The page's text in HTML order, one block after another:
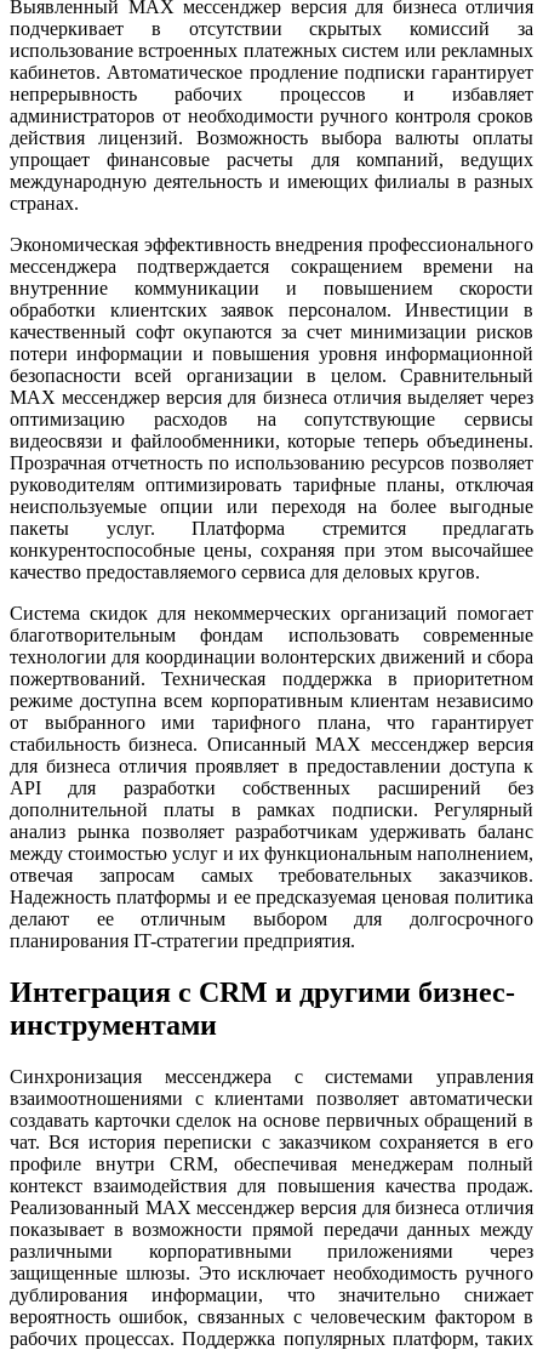
Выявленный MAX мессенджер версия для бизнеса отличия
подчеркивает в отсутствии скрытых комиссий за
использование встроенных платежных систем или рекламных
кабинетов. Автоматическое продление подписки гарантирует
непрерывность рабочих процессов и избавляет
администраторов от необходимости ручного контроля сроков
действия лицензий. Возможность выбора валюты оплаты
упрощает финансовые расчеты для компаний, ведущих
международную деятельность и имеющих филиалы в разных
странах.
Экономическая эффективность внедрения профессионального
мессенджера подтверждается сокращением времени на
внутренние коммуникации и повышением скорости
обработки клиентских заявок персоналом. Инвестиции в
качественный софт окупаются за счет минимизации рисков
потери информации и повышения уровня информационной
безопасности всей организации в целом. Сравнительный
MAX мессенджер версия для бизнеса отличия выделяет через
оптимизацию расходов на сопутствующие сервисы
видеосвязи и файлообменники, которые теперь объединены.
Прозрачная отчетность по использованию ресурсов позволяет
руководителям оптимизировать тарифные планы, отключая
неиспользуемые опции или переходя на более выгодные
пакеты услуг. Платформа стремится предлагать
конкурентоспособные цены, сохраняя при этом высочайшее
качество предоставляемого сервиса для деловых кругов.
Система скидок для некоммерческих организаций помогает
благотворительным фондам использовать современные
технологии для координации волонтерских движений и сбора
пожертвований. Техническая поддержка в приоритетном
режиме доступна всем корпоративным клиентам независимо
от выбранного ими тарифного плана, что гарантирует
стабильность бизнеса. Описанный MAX мессенджер версия
для бизнеса отличия проявляет в предоставлении доступа к
API для разработки собственных расширений без
дополнительной платы в рамках подписки. Регулярный
анализ рынка позволяет разработчикам удерживать баланс
между стоимостью услуг и их функциональным наполнением,
отвечая запросам самых требовательных заказчиков.
Надежность платформы и ее предсказуемая ценовая политика
делают ее отличным выбором для долгосрочного
планирования IT-стратегии предприятия.
Интеграция с CRM и другими бизнес-
инструментами
Синхронизация мессенджера с системами управления
взаимоотношениями с клиентами позволяет автоматически
создавать карточки сделок на основе первичных обращений в
чат. Вся история переписки с заказчиком сохраняется в его
профиле внутри CRM, обеспечивая менеджерам полный
контекст взаимодействия для повышения качества продаж.
Реализованный MAX мессенджер версия для бизнеса отличия
показывает в возможности прямой передачи данных между
различными корпоративными приложениями через
защищенные шлюзы. Это исключает необходимость ручного
дублирования информации, что значительно снижает
вероятность ошибок, связанных с человеческим фактором в
рабочих процессах. Поддержка популярных платформ, таких